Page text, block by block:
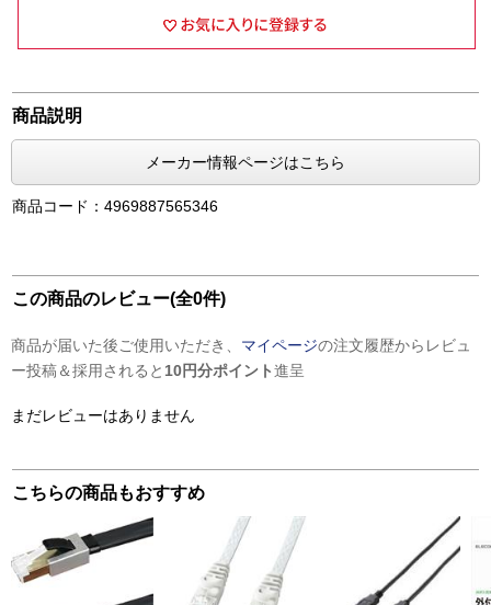
商品説明
メーカー情報ページはこちら
商品コード：4969887565346
この商品のレビュー(全0件)
商品が届いた後ご使用いただき、 マイページの注文履歴からレビュ
ー投稿＆採用されると 10円分ポイント進呈
まだレビューはありません
こちらの商品もおすすめ